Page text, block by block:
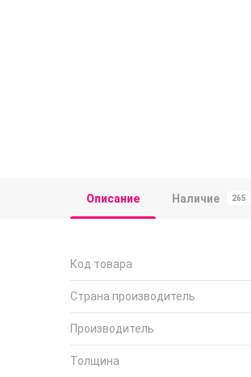
Описание Наличие 265
Код товара
Страна производитель
Производитель
Толщина